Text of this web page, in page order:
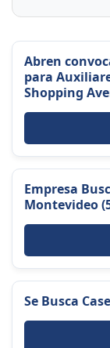
Abren
para
Shopping
Empresa
Montevideo
Se Busca